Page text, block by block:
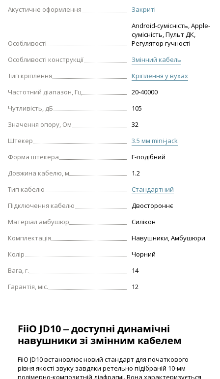
Акустичне оформлення
Закриті
Особливості
Android-сумісність, Apple-
сумісність, Пульт ДК,
Регулятор гучності
Особливості конструкції
Змінний кабель
Тип кріплення
Кріплення у вухах
Частотний діапазон, Гц
20-40000
Чутливість, дБ
105
Значення опору, Ом
32
Штекер
3.5 мм mini-jack
Форма штекера
Г-подібний
Довжина кабелю, м
1.2
Тип кабелю
Стандартний
Підключення кабелю
Двостороннє
Матеріал амбушюр
Силікон
Комплектація
Навушники, Амбушюри
Колір
Чорний
Вага, г.
14
Гарантія, міс.
12
FiiO JD10 ‒ доступні динамічні
навушники зі змінним кабелем
FiiO JD10 встановлює новий стандарт для початкового
рівня якості звуку завдяки ретельно підібраній 10-мм
полімерно-композитній діафрагмі. Вона характеризується